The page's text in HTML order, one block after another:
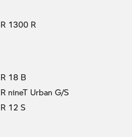
R 1300 R
R 18 B
R nineT Urban G/S
R 12 S